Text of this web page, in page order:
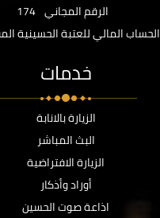
الرقم المجاني 174
الحساب المالي للعتبة الحسينية
خدمات
الزيارة بالانابة
البث المباشر
الزيارة الافتراضية
أوراد وأذكار
اذاعة صوت الحسين